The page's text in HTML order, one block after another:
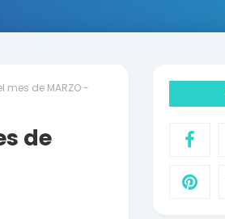
mes de MARZO -
de